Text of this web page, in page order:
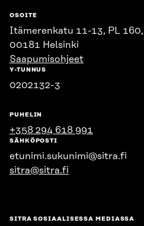
OSOITE
Itämerenkatu 11-13, PL 160,
00181 Helsinki
Saapumisohjeet
Y-TUNNUS
0202132-3
PUHELIN
+358 294 618 991
SÄHKÖPOSTI
etunimi.sukunimi@sitra.fi
sitra@sitra.fi
SITRA SOSIAALISESSA MEDIASSA